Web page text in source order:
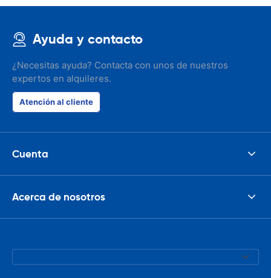
Ayuda y contacto
¿Necesitas ayuda? Contacta con unos de nuestros
expertos en alquileres.
Atención al cliente
Cuenta
Acerca de nosotros